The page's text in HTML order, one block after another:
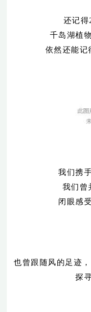
还记得
千岛湖植
依然还能记
我们携
我们曾
闭眼感
也曾跟随风的足迹，
探